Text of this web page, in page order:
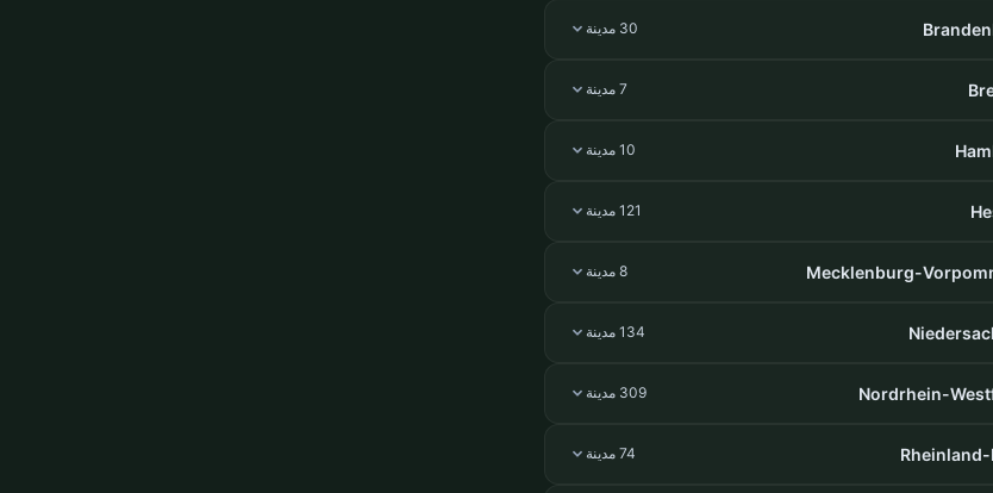
30 مدينة
7 مدينة
10 مدينة
121 مدينة
Mecklenburg- 8 مدينة
134 مدينة
Nordrhein- 309 مدينة
74 مدينة